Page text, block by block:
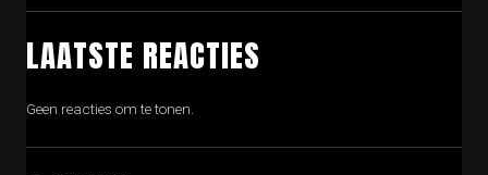
LAATSTE REACTIES
Geen reacties om te tonen.